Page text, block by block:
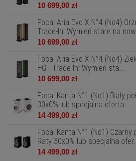
10 699,00 zł
Focal Aria Evo X N°4 (No4)
Trade-In: Wymień stare na
10 699,00 zł
Focal Aria Evo X N°4 (No4)
HG - Trade-In: Wymień sta...
10 699,00 zł
Focal Kanta N°1 (No1) Biały
30x0% lub specjalna oferta...
14 499,00 zł
Focal Kanta N°1 (No1) Czarny
Raty 30x0% lub specjalna
14 499,00 zł